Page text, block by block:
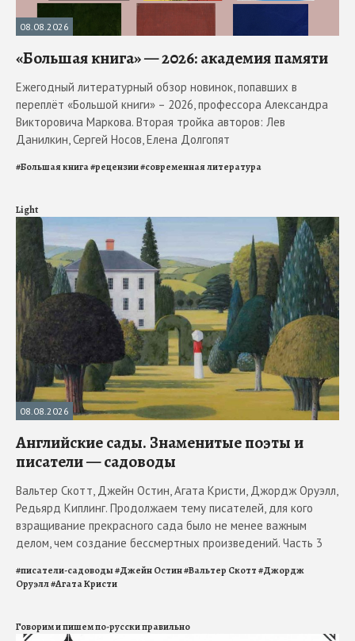
08.08.2026
«Большая книга» — 2026: академия памяти
Ежегодный литературный обзор новинок, попавших в
переплёт «Большой книги» – 2026, профессора Александра
Викторовича Маркова. Вторая тройка авторов: Лев
Данилкин, Сергей Носов, Елена Долгопят
#Большая книга#рецензии#современная литература
Light
08.08.2026
Английские сады. Знаменитые поэты и
писатели — садоводы
Вальтер Скотт, Джейн Остин, Агата Кристи, Джордж Оруэлл,
Редьярд Киплинг. Продолжаем тему писателей, для кого
взращивание прекрасного сада было не менее важным
делом, чем создание бессмертных произведений. Часть 3
#писатели-садоводы#Джейн Остин#Вальтер Скотт#Джордж
Оруэлл#Агата Кристи
Говорим и пишем по-русски правильно